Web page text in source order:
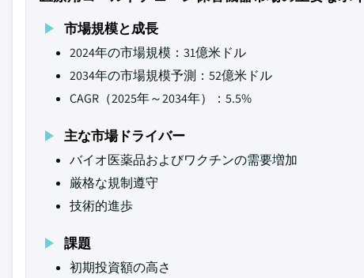
市場規模と成長
2024年の市場規模：31億米ドル
2034年の市場規模予測：52億米ドル
CAGR（2025年～2034年）：5.5%
主な市場ドライバー
バイオ医薬品およびワクチンの需要増加
厳格な規制遵守
技術的進歩
課題
初期投資額の高さ